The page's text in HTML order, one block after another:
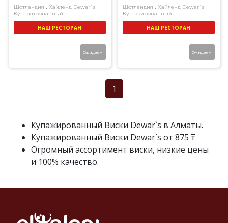
Шотландия , Хайленд Dewar`s
Купажированный
НАШ РЕСТОРАН
Ожидаем
Шотландия , Хайленд Dewar`s
Купажированный
НАШ РЕСТОРАН
Ожидаем
1
Купажированный Виски Dewar`s в Алматы.
Купажированный Виски Dewar`s от 875 ₸
Огромный ассортимент виски, низкие цены
и 100% качество.